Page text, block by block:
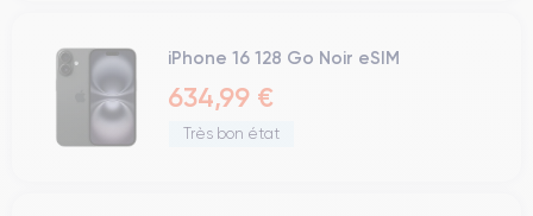
iPhone 16 128 Go Noir eSIM
634,99 €
Très bon état